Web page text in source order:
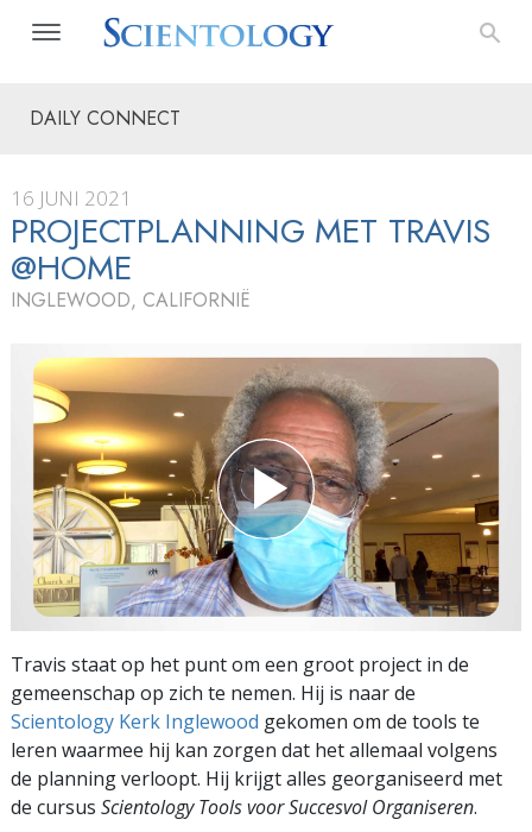
DAILY CONNECT
16 JUNI 2021
PROJECTPLANNING MET TRAVIS
@HOME
INGLEWOOD, CALIFORNIË
Travis staat op het punt om een groot project in de
gemeenschap op zich te nemen. Hij is naar de
Scientology Kerk Inglewood gekomen om de tools te
leren waarmee hij kan zorgen dat het allemaal volgens
de planning verloopt. Hij krijgt alles georganiseerd met
de cursus Scientology Tools voor Succesvol Organiseren.